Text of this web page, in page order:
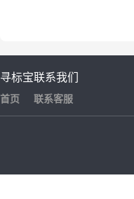
寻标宝
首页
联系我们
联系客服